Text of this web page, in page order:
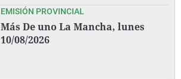
EMISIÓN PROVINCIAL
Más De uno La Mancha, lunes
10/08/2026